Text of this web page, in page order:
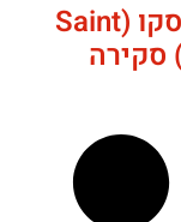
מלון סנט ג'ורג' פאלאס בנסקו (Saint